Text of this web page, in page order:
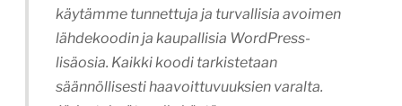
käytämme tunnettuja ja turvallisia avoimen
lähdekoodin ja kaupallisia WordPress-
lisäosia. Kaikki koodi tarkistetaan
säännöllisesti haavoittuvuuksien varalta.